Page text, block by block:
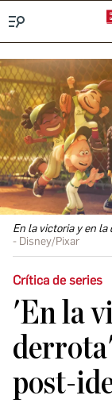
En la victoria y en la
Disney/Pixar
Crítica de series
'En la
post-